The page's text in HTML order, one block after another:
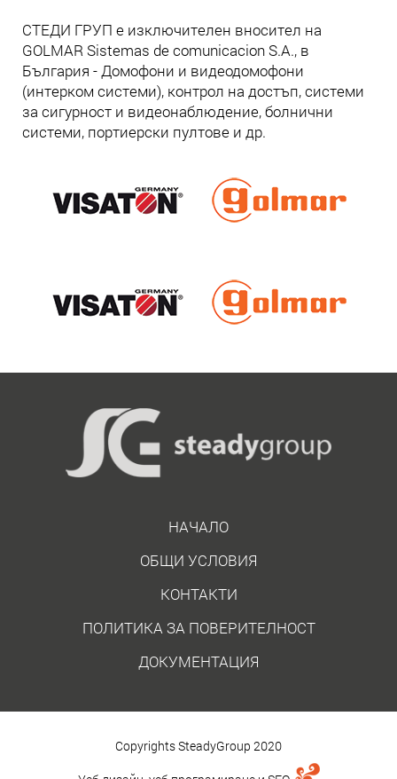
СТЕДИ ГРУП е изключителен вносител на
GOLMAR Sistemas de comunicacion S.A., в
България - Домофони и видеодомофони
(интерком системи), контрол на достъп, системи
за сигурност и видеонаблюдение, болнични
системи, портиерски пултове и др.
НАЧАЛО
ОБЩИ УСЛОВИЯ
КОНТАКТИ
ПОЛИТИКА ЗА ПОВЕРИТЕЛНОСТ
ДОКУМЕНТАЦИЯ
Copyrights SteadyGroup 2020